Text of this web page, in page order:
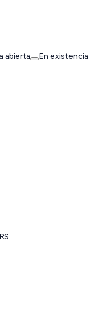
abierta En existencia